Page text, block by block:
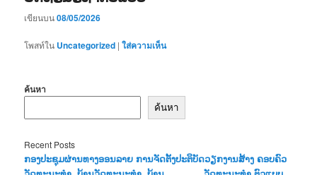
เขียนบน08/05/2026
โพสท์ใน Uncategorized |ใส่ความเห็น
ค้นหา
ค้นหา
Recent Posts
ກອງປະຊຸມຜ່ານທາງອອນລາຍ ການຈັດຕັ້ງປະຕິບັດວຽກງານສ້າງ ຄອບຄົວ